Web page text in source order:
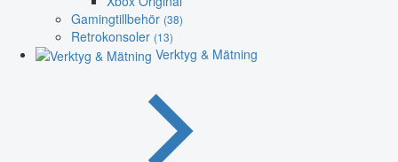
Gamingtillbehör (38)
Retrokonsoler (13)
Verktyg & Mätning